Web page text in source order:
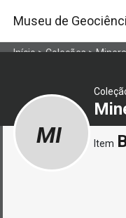
Museu de
Início>Coleções>
MI Item